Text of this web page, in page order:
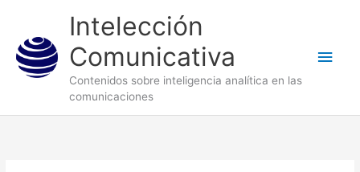
contenido
Intelección
Comunicativa
Contenidos sobre inteligencia analítica en las
comunicaciones